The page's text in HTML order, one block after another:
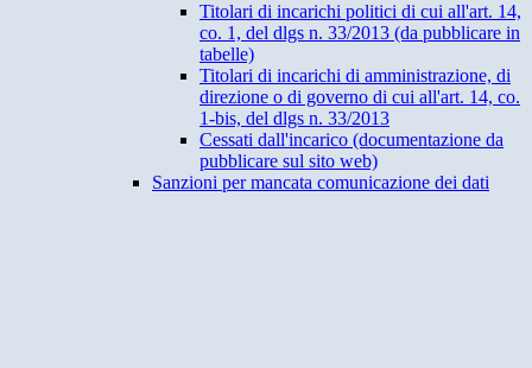
Titolari di incarichi politici di cui all'art. 14,
co. 1, del dlgs n. 33/2013 (da pubblicare in
tabelle)
Titolari di incarichi di amministrazione, di
direzione o di governo di cui all'art. 14, co.
1-bis, del dlgs n. 33/2013
Cessati dall'incarico (documentazione da
pubblicare sul sito web)
Sanzioni per mancata comunicazione dei dati